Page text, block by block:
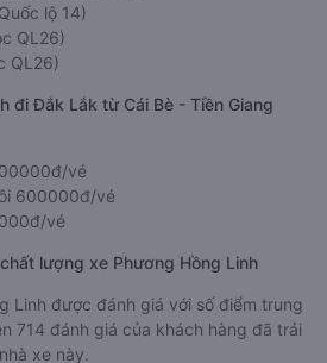
lộ 14)
QL26)
QL26)
đi Đắk Lắk từ Cái Bè - Tiền Giang
vé
600000đ/vé
vé
lượng xe Phương Hồng Linh
Linh được đánh giá với số điểm trung
714 đánh giá của khách hàng đã trải
xe này.